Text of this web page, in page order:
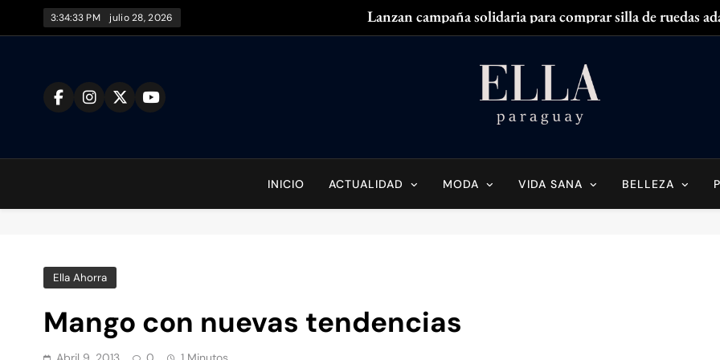
3:34:33 PM julio 28, 2026
Lanzan campaña solidaria para comprar silla de ruedas
Zendaya
Ella Paraguay
INICIO ACTUALIDAD MODA VIDA SANA BELLEZA
Ella Ahorra
Mango con nuevas tendencias